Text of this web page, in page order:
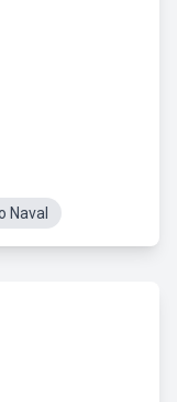
Naval